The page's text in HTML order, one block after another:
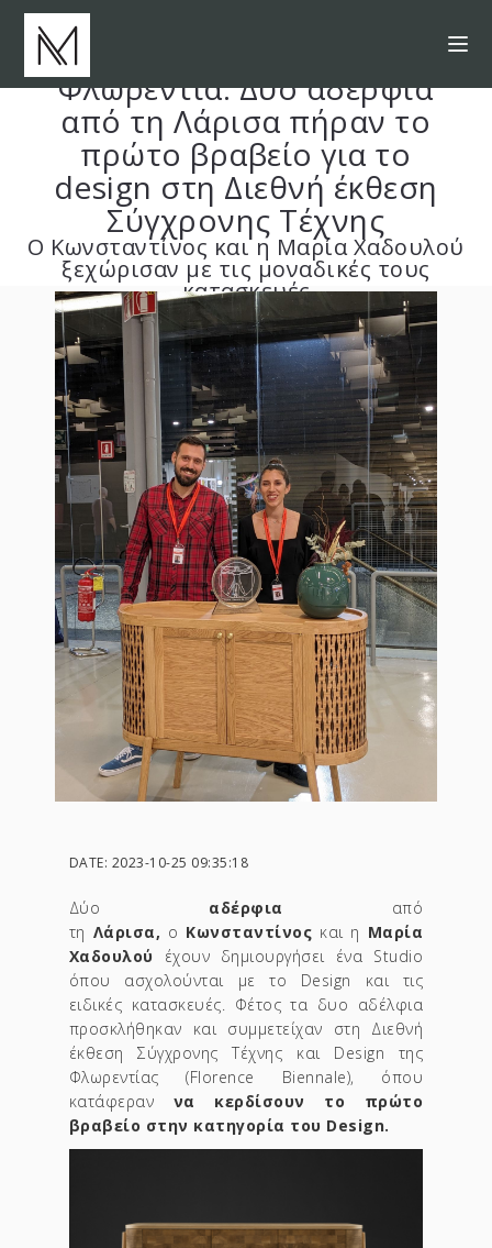
Φλωρεντία: Δύο αδέρφια
από τη Λάρισα πήραν το
πρώτο βραβείο για το
design στη Διεθνή έκθεση
Σύγχρονης Τέχνης
Ο Κωνσταντίνος και η Μαρία Χαδουλού
ξεχώρισαν με τις μοναδικές τους
κατασκευές
DATE: 2023-10-25 09:35:18
Δύο αδέρφια από
τη Λάρισα, ο Κωνσταντίνος και η Μαρία
Χαδουλού έχουν δημιουργήσει ένα Studio
όπου ασχολούνται με το Design και τις
ειδικές κατασκευές. Φέτος τα δυο αδέλφια
προσκλήθηκαν και συμμετείχαν στη Διεθνή
έκθεση Σύγχρονης Τέχνης και Design της
Φλωρεντίας (Florence Biennale), όπου
κατάφεραν
να κερδίσουν το πρώτο
βραβείο στην κατηγορία του Design.